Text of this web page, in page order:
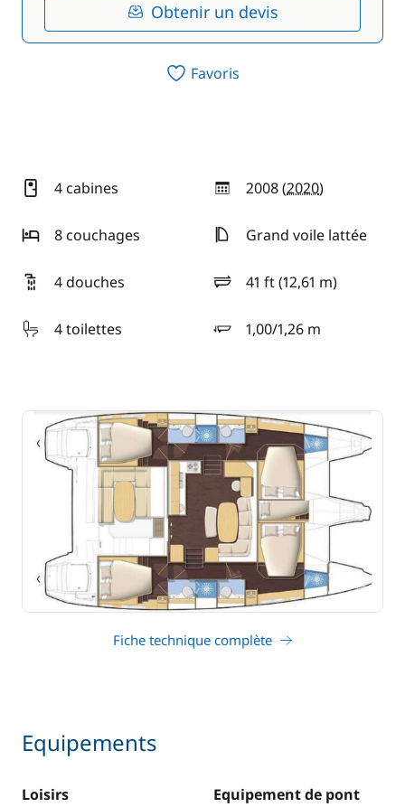
Obtenir un devis
Favoris
4 cabines 2008 (2020)
année
8 couchages
Grand voile lattée
4 douches 41 ft (12,61 m)
longueur
4 toilettes
1,00/1,26 m
tirant d'eau
Fiche technique complète
Equipements
Loisirs
Equipement de pont